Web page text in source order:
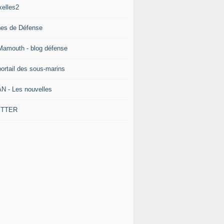
de Défense
- blog défense
des sous-marins
- Les nouvelles